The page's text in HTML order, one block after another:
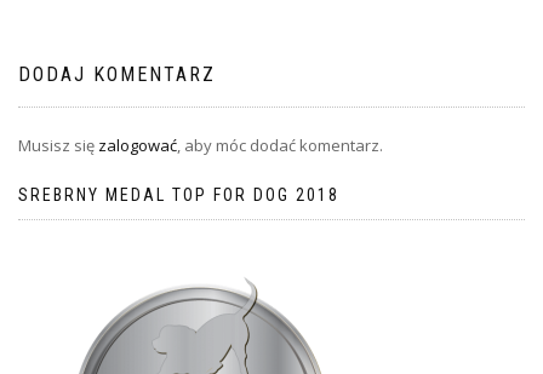
DODAJ KOMENTARZ
Musisz się zalogować, aby móc dodać komentarz.
SREBRNY MEDAL TOP FOR DOG 2018